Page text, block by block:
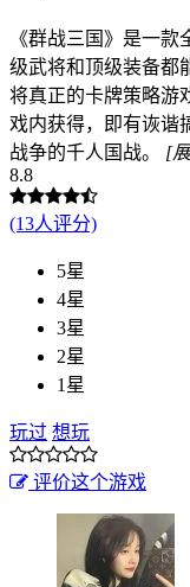
《群战三国》是一
级武将和顶级装备都
将真正的卡牌策略游
戏内获得，即有诙谐
战争的千人国战。
[
8.8
(13人评分)
5星
4星
3星
2星
1星
玩过 想玩
评价这个游戏